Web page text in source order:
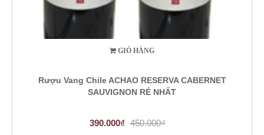
GIỎ HÀNG
Rượu Vang Chile ACHAO RESERVA CABERNET
SAUVIGNON RẺ NHẤT
390.000₫ 450.000₫